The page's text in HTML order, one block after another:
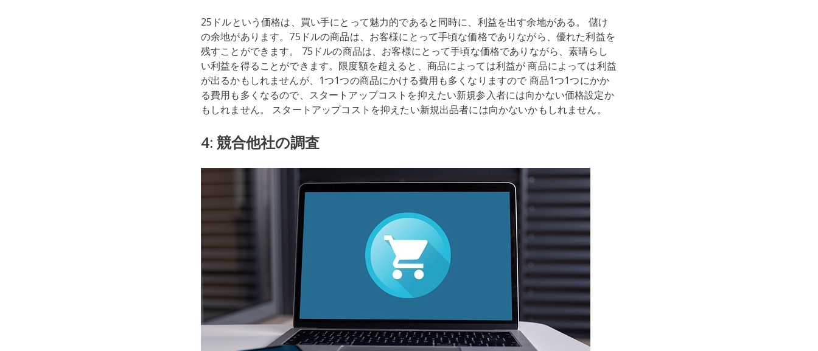
25ドルという価格は、買い手にとって魅力的であると同時に、利益を出す余地がある。 儲け
の余地があります。75ドルの商品は、お客様にとって手頃な価格でありながら、優れた利益を
残すことができます。 75ドルの商品は、お客様にとって手頃な価格でありながら、素晴らし
い利益を得ることができます。限度額を超えると、商品によっては利益が 商品によっては利益
が出るかもしれませんが、1つ1つの商品にかける費用も多くなりますので 商品1つ1つにかか
る費用も多くなるので、スタートアップコストを抑えたい新規参入者には向かない価格設定か
もしれません。 スタートアップコストを抑えたい新規出品者には向かないかもしれません。
4: 競合他社の調査